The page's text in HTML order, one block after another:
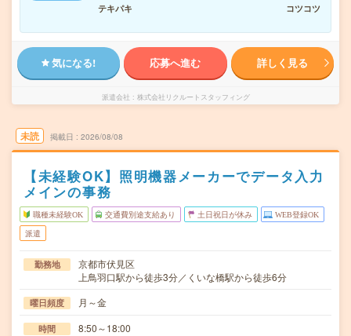
テキパキ
コツコツ
気になる! 応募へ進む 詳しく見る
派遣会社 株式会社リクルートスタッフィング
未読 掲載日 2026/08/08
【未経験OK】照明機器メーカーでデータ入力
メインの事務
職種未経験OK 交通費別途支給あり 土日祝日が休み WEB登録OK
派遣
勤務地
京都市伏見区
上鳥羽口駅から徒歩3分／くいな橋駅から徒歩6分
曜日頻度 月～金
時間 8:50～18:00